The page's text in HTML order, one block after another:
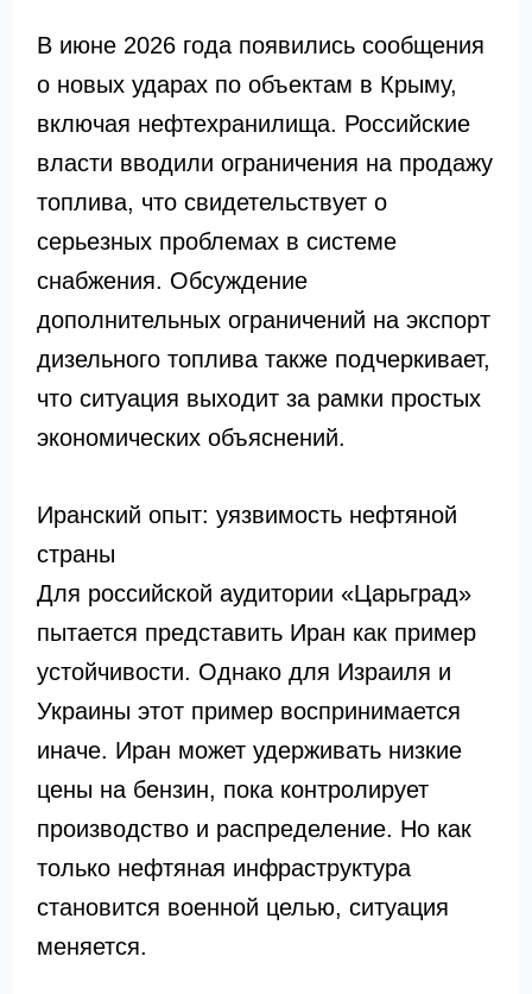
В июне 2026 года появились сообщения
о новых ударах по объектам в Крыму,
включая нефтехранилища. Российские
власти вводили ограничения на продажу
топлива, что свидетельствует о
серьезных проблемах в системе
снабжения. Обсуждение
дополнительных ограничений на экспорт
дизельного топлива также подчеркивает,
что ситуация выходит за рамки простых
экономических объяснений.
Иранский опыт: уязвимость нефтяной
страны
Для российской аудитории «Царьград»
пытается представить Иран как пример
устойчивости. Однако для Израиля и
Украины этот пример воспринимается
иначе. Иран может удерживать низкие
цены на бензин, пока контролирует
производство и распределение. Но как
только нефтяная инфраструктура
становится военной целью, ситуация
меняется.